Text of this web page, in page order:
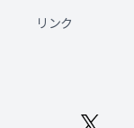
リンク